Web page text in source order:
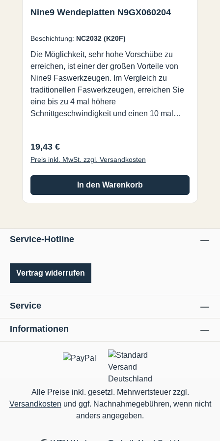
Nine9 Wendeplatten N9GX060204
Beschichtung: NC2032 (K20F)
Die Möglichkeit, sehr hohe Vorschübe zu
erreichen, ist einer der großen Vorteile von
Nine9 Faswerkzeugen. Im Vergleich zu
traditionellen Faswerkzeugen, erreichen Sie
eine bis zu 4 mal höhere
Schnittgeschwindigkeit und einen 10 mal
Markt gibt. NC2032:• AlTiN Beschichtung für
eine sehr hohe Standzeit.• Für unlegierte und
Stähle bis 56HRC.• Jede
Wendeschneidplatte hat 4 Schneiden.
Oberflächengüten.• Für NE-Metalle, wie
Aluminium, Messing, Kupfer, Titan, Kunststoff
Regulärer Preis:
19,43 €
Preis inkl. MwSt. zzgl. Versandkosten
In den Warenkorb
Service-Hotline
Vertrag widerrufen
Service
Informationen
Alle Preise inkl. gesetzl. Mehrwertsteuer zzgl.
Versandkosten und ggf. Nachnahmegebühren, wenn nicht
anders angegeben.